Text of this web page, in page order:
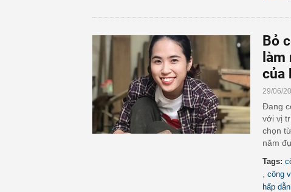
Bỏ
của
29/06/
Đang
với vị
chọn
năm
Tags:
công
hấp dẫn